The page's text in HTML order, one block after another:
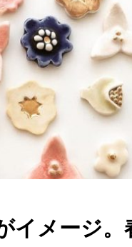
イメージ